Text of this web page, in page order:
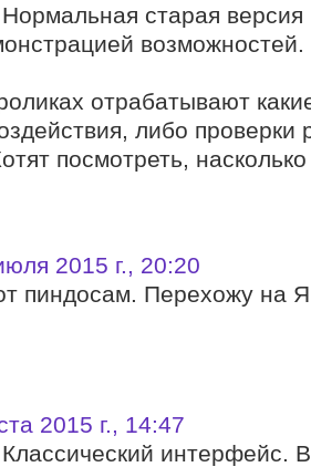
старая
отрабатывают
либо проверки
посмотреть,
2015 г., 20:20
пиндосам. Перехожу на
2015 г., 14:47
интерфейс.